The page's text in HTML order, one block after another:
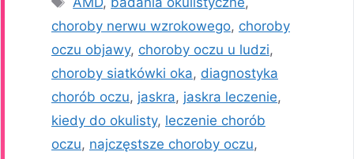
choroby nerwu wzrokowego, choroby
oczu objawy, choroby oczu u ludzi,
choroby siatkówki oka, diagnostyka
chorób oczu, jaskra, jaskra leczenie,
kiedy do okulisty, leczenie chorób
oczu, najczęstsze choroby oczu,